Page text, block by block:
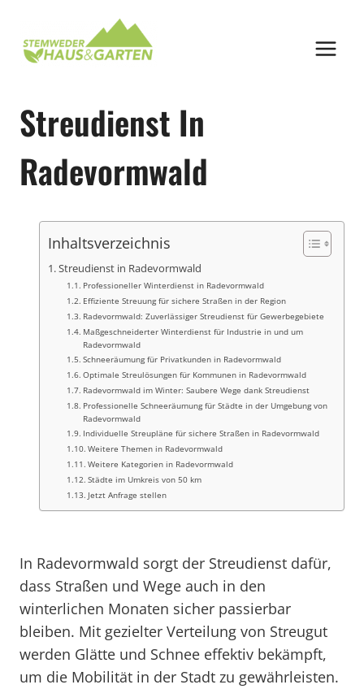
springen
Streudienst In
Radevormwald
Inhaltsverzeichnis
Streudienst in Radevormwald
Professioneller Winterdienst in Radevormwald
Effiziente Streuung für sichere Straßen in der Region
Radevormwald: Zuverlässiger Streudienst für Gewerbegebiete
Maßgeschneiderter Winterdienst für Industrie in und um
Radevormwald
Schneeräumung für Privatkunden in Radevormwald
Optimale Streulösungen für Kommunen in Radevormwald
Radevormwald im Winter: Saubere Wege dank Streudienst
Professionelle Schneeräumung für Städte in der Umgebung von
Radevormwald
Individuelle Streupläne für sichere Straßen in Radevormwald
Weitere Themen in Radevormwald
Weitere Kategorien in Radevormwald
Städte im Umkreis von 50 km
Jetzt Anfrage stellen
In Radevormwald sorgt der Streudienst dafür,
dass Straßen und Wege auch in den
winterlichen Monaten sicher passierbar
bleiben. Mit gezielter Verteilung von Streugut
werden Glätte und Schnee effektiv bekämpft,
um die Mobilität in der Stadt zu gewährleisten.